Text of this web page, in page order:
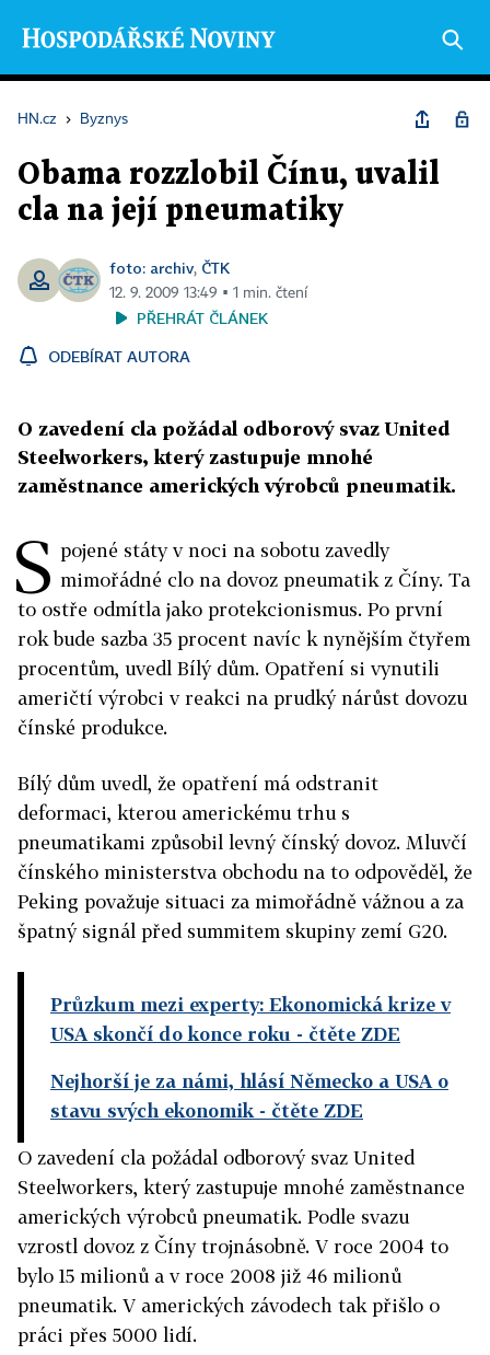
HN.cz › Byznys
Obama rozzlobil Čínu, uvalil
cla na její pneumatiky
foto: archiv, ČTK
12. 9. 2009 13:49 ▪ 1 min. čtení
PŘEHRÁT ČLÁNEK
ODEBÍRAT AUTORA
O zavedení cla požádal odborový svaz United
Steelworkers, který zastupuje mnohé
zaměstnance amerických výrobců pneumatik.
S pojené státy v noci na sobotu zavedly
mimořádné clo na dovoz pneumatik z Číny. Ta
to ostře odmítla jako protekcionismus. Po první
rok bude sazba 35 procent navíc k nynějším čtyřem
procentům, uvedl Bílý dům. Opatření si vynutili
američtí výrobci v reakci na prudký nárůst dovozu
čínské produkce.
Bílý dům uvedl, že opatření má odstranit
deformaci, kterou americkému trhu s
pneumatikami způsobil levný čínský dovoz. Mluvčí
čínského ministerstva obchodu na to odpověděl, že
Peking považuje situaci za mimořádně vážnou a za
špatný signál před summitem skupiny zemí G20.
Průzkum mezi experty: Ekonomická krize v
USA skončí do konce roku - čtěte ZDE
Nejhorší je za námi, hlásí Německo a USA o
stavu svých ekonomik - čtěte ZDE
O zavedení cla požádal odborový svaz United
Steelworkers, který zastupuje mnohé zaměstnance
amerických výrobců pneumatik. Podle svazu
vzrostl dovoz z Číny trojnásobně. V roce 2004 to
bylo 15 milionů a v roce 2008 již 46 milionů
pneumatik. V amerických závodech tak přišlo o
práci přes 5000 lidí.